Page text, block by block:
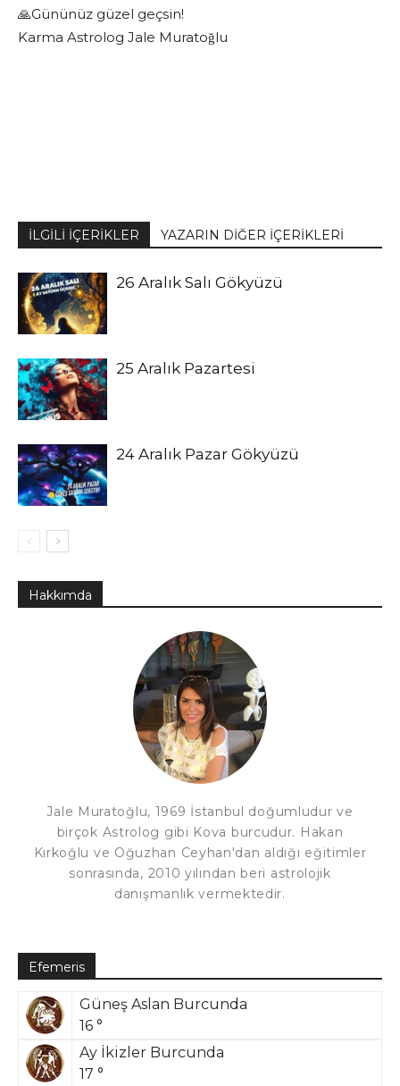
🙏Gününüz güzel geçsin!
Karma Astrolog Jale Muratoğlu
İLGİLİ İÇERİKLER YAZARIN DİĞER İÇERİKLERİ
26 Aralık Salı Gökyüzü
25 Aralık Pazartesi
24 Aralık Pazar Gökyüzü
Hakkımda
Jale Muratoğlu, 1969 İstanbul doğumludur ve
birçok Astrolog gibi Kova burcudur. Hakan
Kırkoğlu ve Oğuzhan Ceyhan'dan aldığı eğitimler
sonrasında, 2010 yılından beri astrolojik
danışmanlık vermektedir.
Efemeris
Güneş Aslan Burcunda
16 °
Ay İkizler Burcunda
17 °